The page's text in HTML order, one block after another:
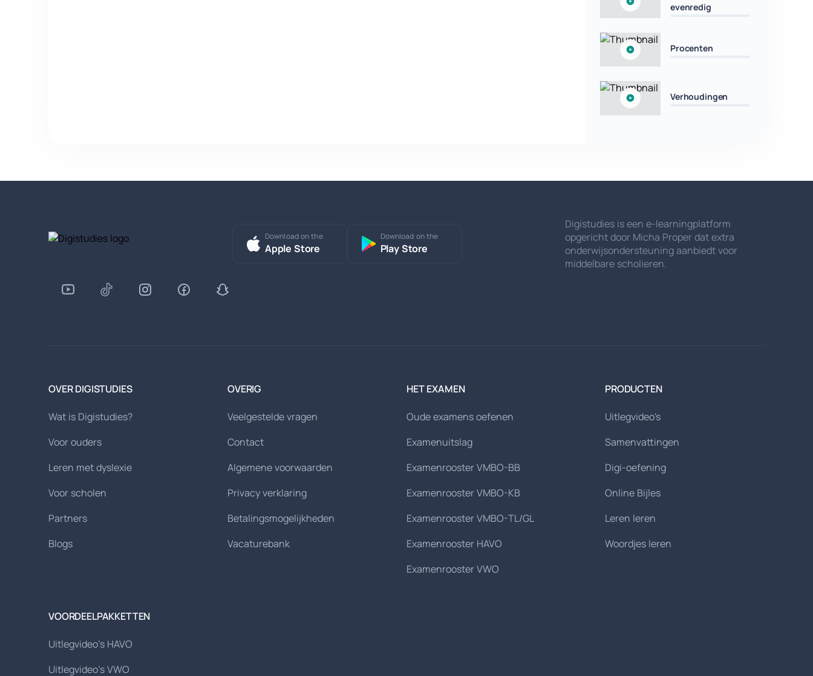
evenredig
Procenten
Verhoudingen
Download on the
Apple Store
Download on the
Play Store
Digistudies is een e-learningplatform
opgericht door Micha Proper dat extra
onderwijsondersteuning aanbiedt voor
middelbare scholieren.
OVER DIGISTUDIES
Wat is Digistudies?
Voor ouders
Leren met dyslexie
Voor scholen
Partners
Blogs
OVERIG
Veelgestelde vragen
Contact
Algemene voorwaarden
Privacy verklaring
Betalingsmogelijkheden
Vacaturebank
HET EXAMEN
Oude examens oefenen
Examenuitslag
Examenrooster VMBO-BB
Examenrooster VMBO-KB
Examenrooster VMBO-TL/GL
Examenrooster HAVO
Examenrooster VWO
PRODUCTEN
Uitlegvideo's
Samenvattingen
Digi-oefening
Online Bijles
Leren leren
Woordjes leren
VOORDEELPAKKETTEN
Uitlegvideo's HAVO
Uitlegvideo's VWO